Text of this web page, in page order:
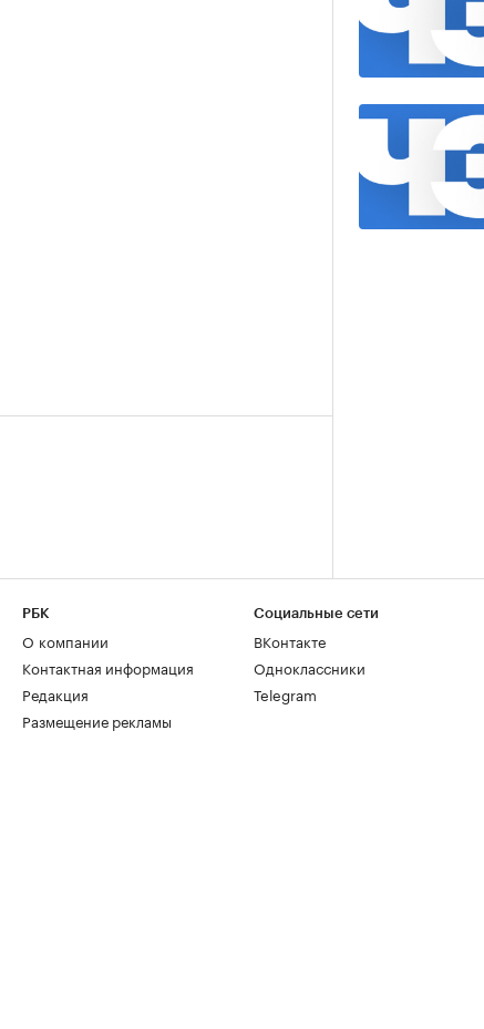
РБК
О компании
Контактная информация
Редакция
Размещение рекламы
Социальные сети
ВКонтакте
Одноклассники
Telegram